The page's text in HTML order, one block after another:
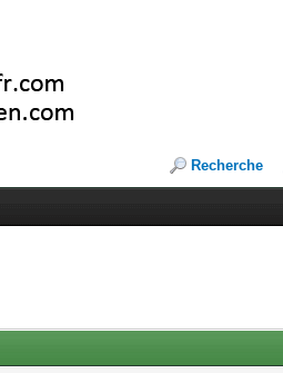
Recherche